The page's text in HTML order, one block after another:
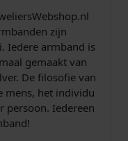
zijn
Iedere armband is
gemaakt van
De filosofie van
mens, het individu
persoon. Iedereen